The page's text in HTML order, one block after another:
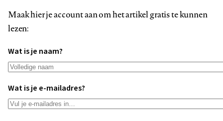
Maak hier je account aan om het artikel gratis te kunnen
lezen:
Wat is je naam?
Wat is je e-mailadres?